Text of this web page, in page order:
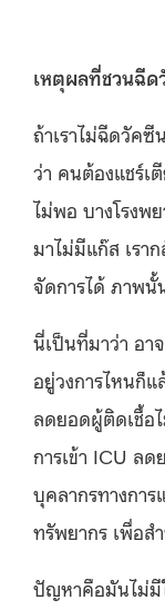
เหตุผลที่ชวนฉีด
ถ้าเราไม่ฉีดวัค
ว่า คนต้องแชร์เ
ไม่พอ บางโรงพ
มาไม่มีแก๊ส เรา
จัดการได้ ภาพนั้
นี่เป็นที่มาว่า อ
อยู่วงการไหนก็
ลดยอดผู้ติดเชื้อ
การเข้า ICU ล
บุคลากรทางกา
ทรัพยากร เพื่อส
ปัญหาคือมันไม่มี